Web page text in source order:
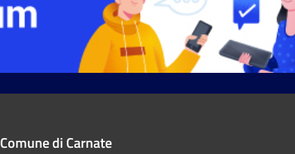
Comune di Carnate